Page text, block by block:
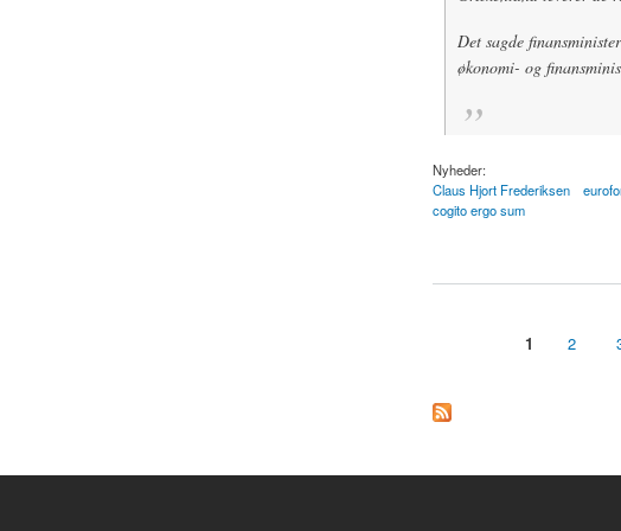
Det sagde finansminister
økonomi- og
Nyheder:
Claus Hjort Frederiksen
cogito ergo sum
1 2